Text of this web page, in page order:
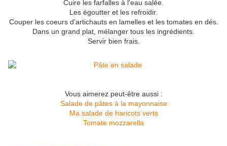
Cuire les farfalles à l'eau salée.
Les égoutter et les refroidir.
Couper les coeurs d'artichauts en lamelles et les tomates en dés.
Dans un grand plat, mélanger tous les ingrédients.
Servir bien frais.
Vous aimerez peut-être aussi :
Salade de pâtes à la mayonnaise
Ma salade de haricots verts
Tomate mozzarella